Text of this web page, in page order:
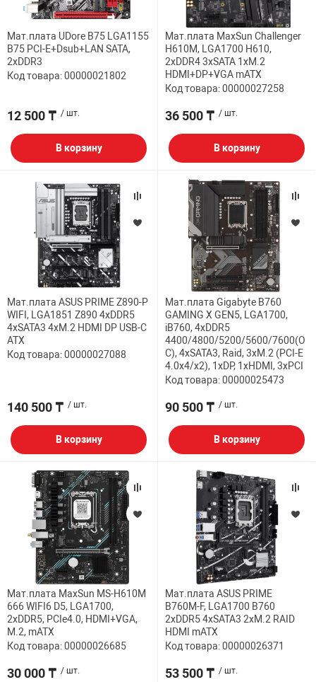
PCI АДАПТЕРЫ
USB
USB ХАБЫ
CD-DVD ДИСКИ
ЛЕНТА ДЛЯ
ДОМА
ТЕХНИКА
Мат.плата UDore B75 LGA1155
B75 PCI-E+Dsub+LAN SATA,
2xDDR3
Код товара: 00000021802
12 500 ₸ / шт.
В корзину
Мат.плата MaxSun Challenger
H610M, LGA1700 H610,
2xDDR4 3xSATA 1xM.2
HDMI+DP+VGA mATX
Код товара: 00000027258
36 500 ₸ / шт.
В корзину
Мат.плата ASUS PRIME Z890-P
WIFI, LGA1851 Z890 4xDDR5
4xSATA3 4xM.2 HDMI DP USB-C
ATX
Код товара: 00000027088
140 500 ₸ / шт.
В корзину
Мат.плата Gigabyte B760
GAMING X GEN5, LGA1700,
iB760, 4xDDR5
4400/4800/5200/5600/7600(O
C), 4xSATA3, Raid, 3xM.2 (PCI-E
4.0x4/x2), 1хDP, 1xHDMI, 3xPCI
Код товара: 00000025473
90 500 ₸ / шт.
В корзину
Мат.плата MaxSun MS-H610M
666 WIFI6 D5, LGA1700,
2xDDR5, PCIe4.0, HDMI+VGA,
M.2, mATX
Код товара: 00000026685
30 000 ₸ / шт.
Мат.плата ASUS PRIME
B760M-F, LGA1700 B760
2xDDR5 4xSATA3 2xM.2 RAID
HDMI mATX
Код товара: 00000026371
53 500 ₸ / шт.